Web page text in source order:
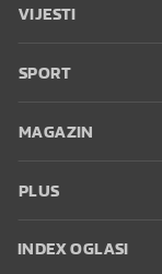
VIJESTI
SPORT
MAGAZIN
PLUS
INDEX OGLASI